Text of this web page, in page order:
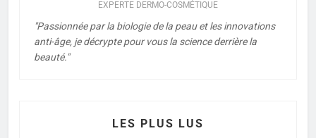
EXPERTE DERMO-COSMÉTIQUE
"Passionnée par la biologie de la peau et les innovations
anti-âge, je décrypte pour vous la science derrière la
beauté."
LES PLUS LUS